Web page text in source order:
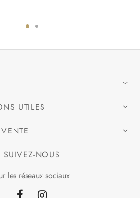
UTILES
SUIVEZ-NOUS
les réseaux sociaux